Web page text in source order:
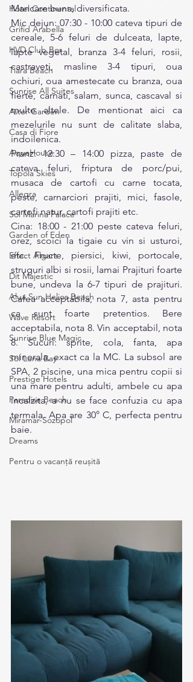
Hotel Continental
Grifid Arabella
HVD Club Bor
Tiara Beach
Sunrise All Suites
Astor Garden
Casa di Fiore
AquaHouse
Topola Skies
Allegra
Sol Marina Palace
Garden of Eden
Effect Algara
Dit Majestic
Alua Sun Helios Beach
Wave Resort
Sunrise Blue Magic
Sol Luna Bay
Prestige Hotels
Paradise Beach
Miramar-Sozopol
Dreams
Pentru o vacanță reușită
Mancare buna, diversificata.
Mic dejun: 07:30 - 10:00 cateva tipuri de
cereale, 5-6 feluri de dulceata, lapte,
lapte vegetal, branza 3-4 feluri, rosii,
castraveti, masline 3-4 tipuri, oua
ochiuri, oua amestecate cu branza, oua
fierte, carnati, salam, sunca, cascaval si
multe altele. De mentionat aici ca
mezelurile nu sunt de calitate slaba,
indoilenica.
Pranz: 12:30 – 14:00 pizza, paste de
cateva feluri, friptura de porc/pui,
musaca de cartofi cu carne tocata,
peste, carnarciori prajiti, mici, fasole,
cartofi natur, cartofi prajiti etc.
Cina: 18:00 - 21:00 peste cateva feluri,
orez, scoici la tigaie cu vin si usturoi,
etc. Fructe, piersici, kiwi, portocale,
struguri albi si rosii, lamai Prajituri foarte
bune, undeva la 6-7 tipuri de prajituri.
Cafea acceptabila, nota 7, asta pentru
ca sunt foarte pretentios. Bere
acceptabila, nota 8. Vin acceptabil, nota
8. Sucuri: sprite, cola, fanta, apa
minerala, exact ca la MC. La subsol are
SPA, 2 piscine, una mica pentru copii si
una mare pentru adulti, ambele cu apa
incalzita, a nu se face confuzia cu apa
termala. Apa are 30° C, perfecta pentru
baie.